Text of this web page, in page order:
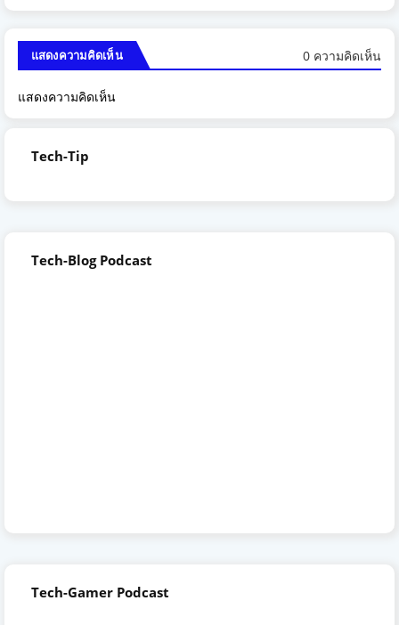
แสดงความคิดเห็น 0 ความคิดเห็น
แสดงความคิดเห็น
Tech-Tip
Tech-Blog Podcast
Tech-Gamer Podcast